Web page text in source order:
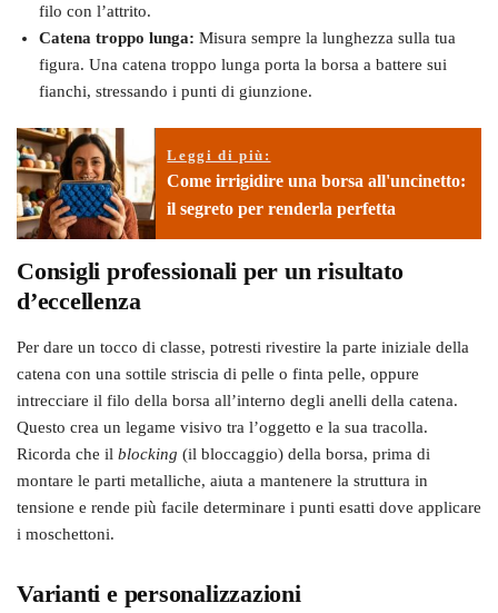
filo con l’attrito.
Catena troppo lunga: Misura sempre la lunghezza sulla tua
figura. Una catena troppo lunga porta la borsa a battere sui
fianchi, stressando i punti di giunzione.
Leggi di più:
Come irrigidire una borsa all'uncinetto:
il segreto per renderla perfetta
Consigli professionali per un risultato
d’eccellenza
Per dare un tocco di classe, potresti rivestire la parte iniziale della
catena con una sottile striscia di pelle o finta pelle, oppure
intrecciare il filo della borsa all’interno degli anelli della catena.
Questo crea un legame visivo tra l’oggetto e la sua tracolla.
Ricorda che il blocking (il bloccaggio) della borsa, prima di
montare le parti metalliche, aiuta a mantenere la struttura in
tensione e rende più facile determinare i punti esatti dove applicare
i moschettoni.
Varianti e personalizzazioni